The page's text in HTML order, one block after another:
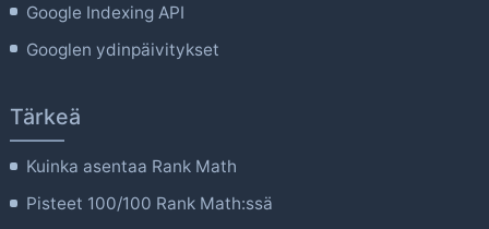
Google Indexing API
Googlen ydinpäivitykset
Tärkeä
Kuinka asentaa Rank Math
Pisteet 100/100 Rank Math:ssä